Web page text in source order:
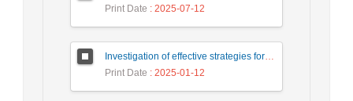
Print Date : 2025-07-12
Investigation of effective strategies for the sustainable management of water depth and level in Anzali wetland with emphasis on preventive and restorative approaches
Print Date : 2025-01-12